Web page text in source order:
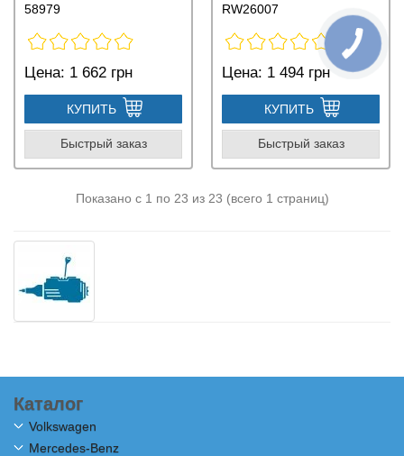
58979
Цена: 1 662 грн
КУПИТЬ
Быстрый заказ
RW26007
Цена: 1 494 грн
КУПИТЬ
Быстрый заказ
Показано с 1 по 23 из 23 (всего 1 страниц)
Каталог
Volkswagen
Mercedes-Benz